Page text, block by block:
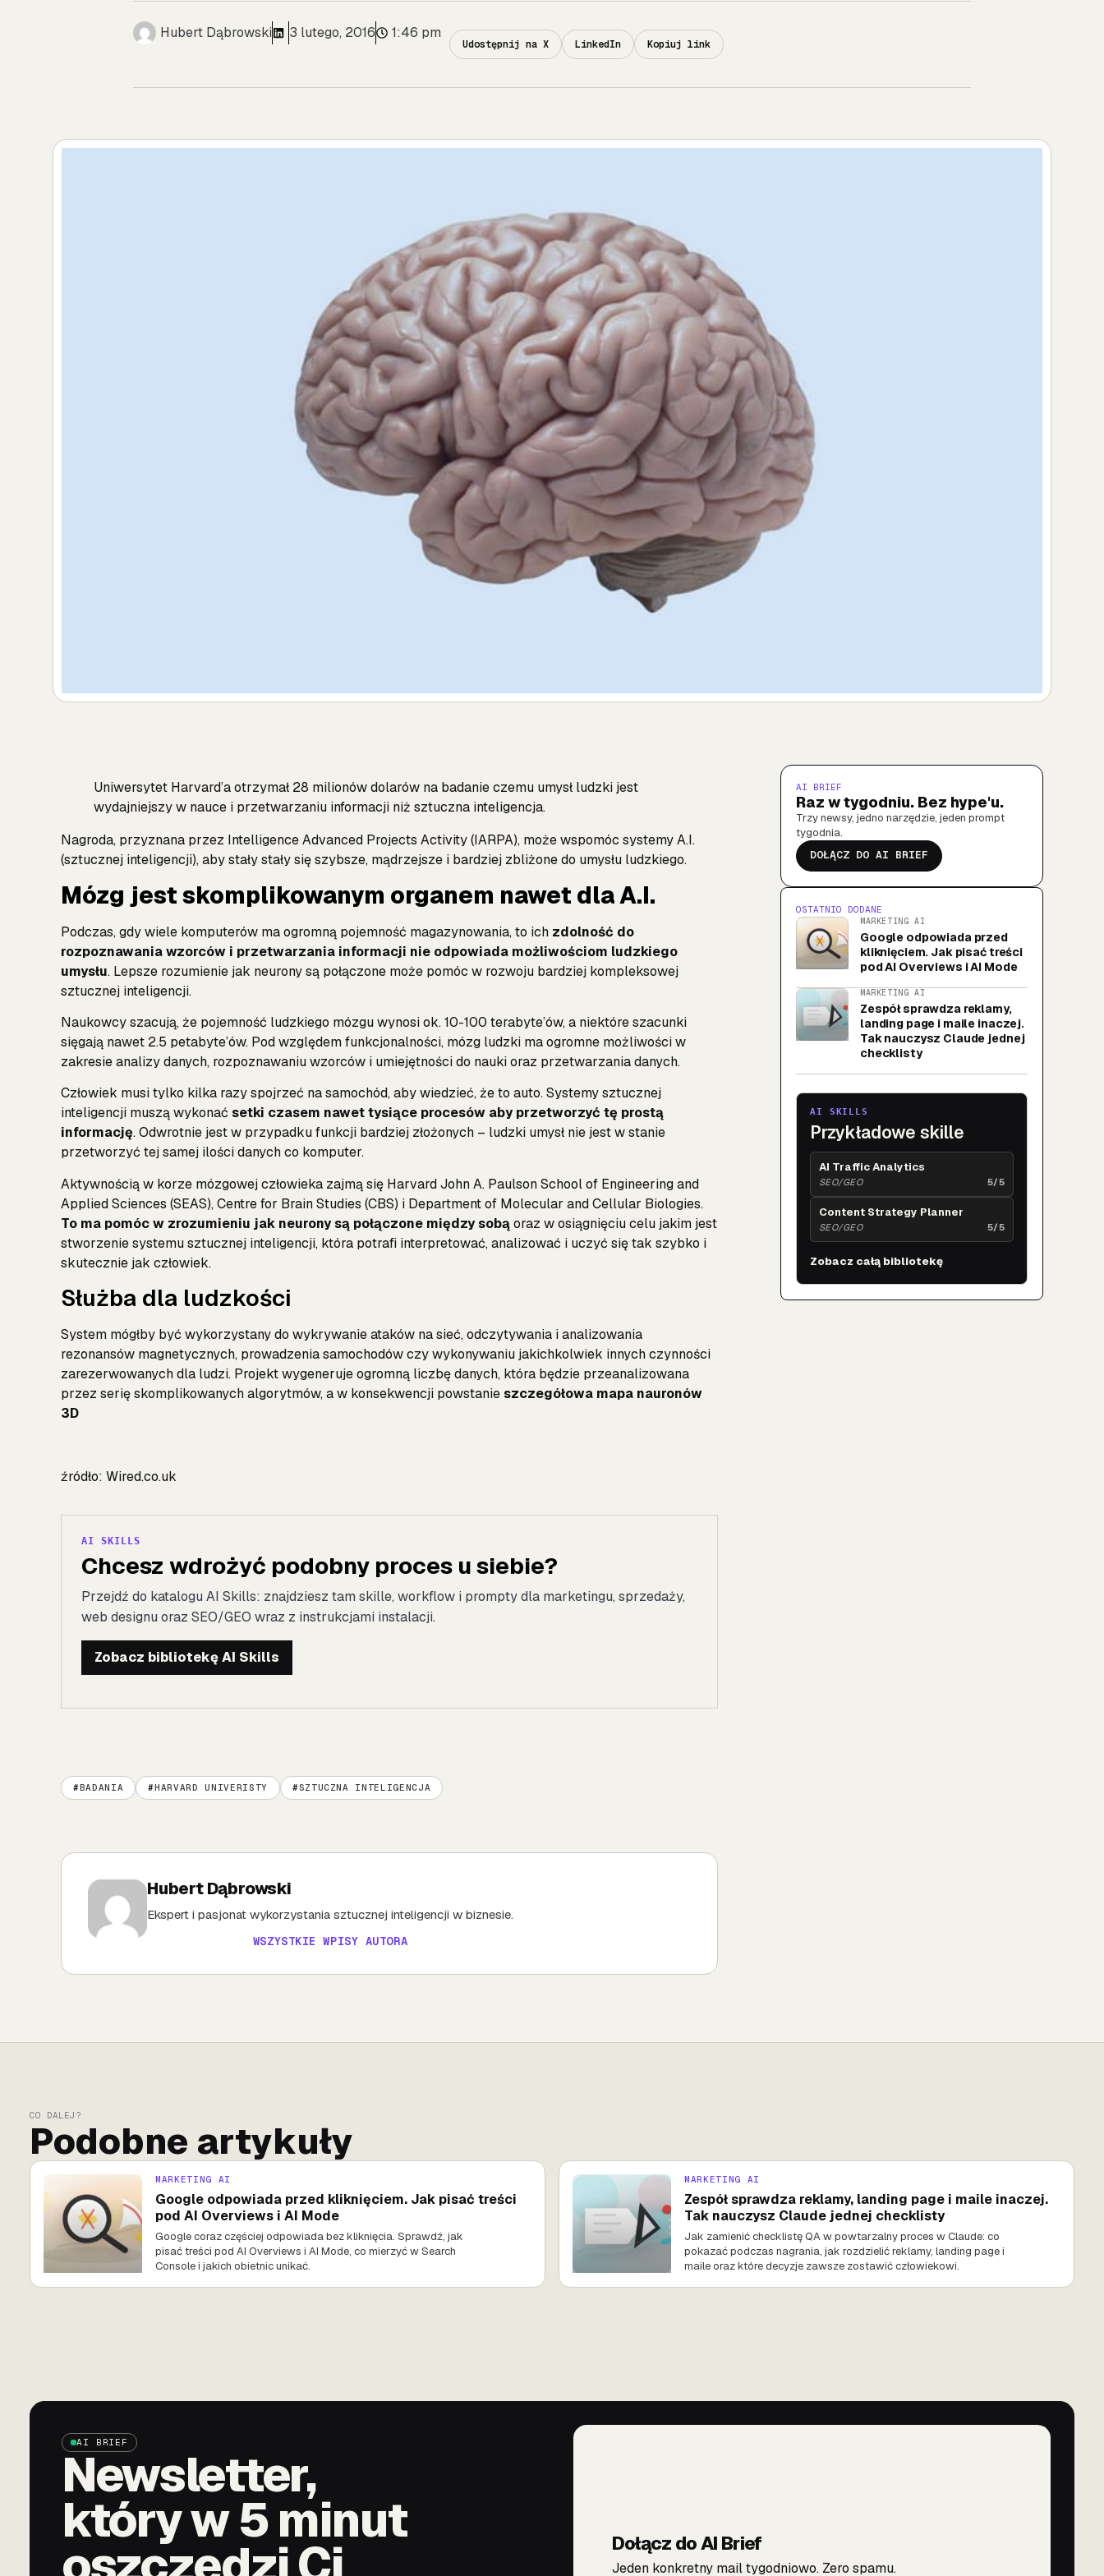
Hubert Dąbrowski 3 lutego, 2016 1:46 pm
Udostępnij na X LinkedIn Kopiuj link
Uniwersytet Harvard’a otrzymał 28 milionów dolarów na badanie czemu umysł ludzki jest
wydajniejszy w nauce i przetwarzaniu informacji niż sztuczna inteligencja.
Nagroda, przyznana przez Intelligence Advanced Projects Activity (IARPA), może wspomóc systemy A.I.
(sztucznej inteligencji), aby stały stały się szybsze, mądrzejsze i bardziej zbliżone do umysłu ludzkiego.
Mózg jest skomplikowanym organem nawet dla A.I.
Podczas, gdy wiele komputerów ma ogromną pojemność magazynowania, to ich zdolność do
rozpoznawania wzorców i przetwarzania informacji nie odpowiada możliwościom ludzkiego
umysłu. Lepsze rozumienie jak neurony są połączone może pomóc w rozwoju bardziej kompleksowej
sztucznej inteligencji.
Naukowcy szacują, że pojemność ludzkiego mózgu wynosi ok. 10-100 terabyte’ów, a niektóre szacunki
sięgają nawet 2.5 petabyte’ów. Pod względem funkcjonalności, mózg ludzki ma ogromne możliwości w
zakresie analizy danych, rozpoznawaniu wzorców i umiejętności do nauki oraz przetwarzania danych.
Człowiek musi tylko kilka razy spojrzeć na samochód, aby wiedzieć, że to auto. Systemy sztucznej
inteligencji muszą wykonać setki czasem nawet tysiące procesów aby przetworzyć tę prostą
informację. Odwrotnie jest w przypadku funkcji bardziej złożonych – ludzki umysł nie jest w stanie
przetworzyć tej samej ilości danych co komputer.
Aktywnością w korze mózgowej człowieka zajmą się Harvard John A. Paulson School of Engineering and
Applied Sciences (SEAS), Centre for Brain Studies (CBS) i Department of Molecular and Cellular Biologies.
To ma pomóc w zrozumieniu jak neurony są połączone między sobąoraz w osiągnięciu celu jakim jest
stworzenie systemu sztucznej inteligencji, która potrafi interpretować, analizować i uczyć się tak szybko i
skutecznie jak człowiek.
Służba dla ludzkości
System mógłby być wykorzystany do wykrywanie ataków na sieć, odczytywania i analizowania
rezonansów magnetycznych, prowadzenia samochodów czy wykonywaniu jakichkolwiek innych czynności
zarezerwowanych dla ludzi. Projekt wygeneruje ogromną liczbę danych, która będzie przeanalizowana
przez serię skomplikowanych algorytmów, a w konsekwencji powstanieszczegółowa mapa nauronów
3D
źródło: Wired.co.uk
AI SKILLS
Chcesz wdrożyć podobny proces u siebie?
Przejdź do katalogu AI Skills: znajdziesz tam skille, workflow i prompty dla marketingu, sprzedaży,
web designu oraz SEO/GEO wraz z instrukcjami instalacji.
Zobacz bibliotekę AI Skills
BADANIA HARVARD UNIVERISTY SZTUCZNA INTELIGENCJA
Hubert Dąbrowski
Ekspert i pasjonat wykorzystania sztucznej inteligencji w biznesie.
WSZYSTKIE WPISY AUTORA
AI BRIEF
Raz w tygodniu. Bez hype'u.
Trzy newsy, jedno narzędzie, jeden prompt
tygodnia.
DOŁĄCZ DO AI BRIEF
OSTATNIO DODANE
MARKETING AI
Google odpowiada przed
kliknięciem. Jak pisać treści
pod AI Overviews i AI Mode
MARKETING AI
Zespół sprawdza reklamy,
landing page i maile inaczej.
Tak nauczysz Claude jednej
checklisty
AI SKILLS
Przykładowe skille
AI Traffic Analytics
SEO/GEO 5/5
Content Strategy Planner
SEO/GEO 5/5
Zobacz całą bibliotekę
CO DALEJ?
Podobne artykuły
MARKETING AI
Google odpowiada przed kliknięciem. Jak pisać treści
pod AI Overviews i AI Mode
Google coraz częściej odpowiada bez kliknięcia. Sprawdź, jak
pisać treści pod AI Overviews i AI Mode, co mierzyć w Search
Console i jakich obietnic unikać.
MARKETING AI
Zespół sprawdza reklamy, landing page i maile inaczej.
Tak nauczysz Claude jednej checklisty
Jak zamienić checklistę QA w powtarzalny proces w Claude: co
pokazać podczas nagrania, jak rozdzielić reklamy, landing page i
maile oraz które decyzje zawsze zostawić człowiekowi.
AI BRIEF
Newsletter,
który w 5 minut Dołącz do AI Brief
Jeden konkretny mail tygodniowo. Zero spamu.